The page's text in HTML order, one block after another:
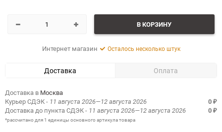
В КОРЗИНУ
Интернет магазин Осталось несколько штук
Доставка Оплата
Доставка в Москва
Курьер СДЭК- 11 августа 2026—12 августа 2026 0 ₽
Доставка до пункта СДЭК- 11 августа 2026—12 августа 2026 0 ₽
*рассчитано для 1 единицы основного артикула товара